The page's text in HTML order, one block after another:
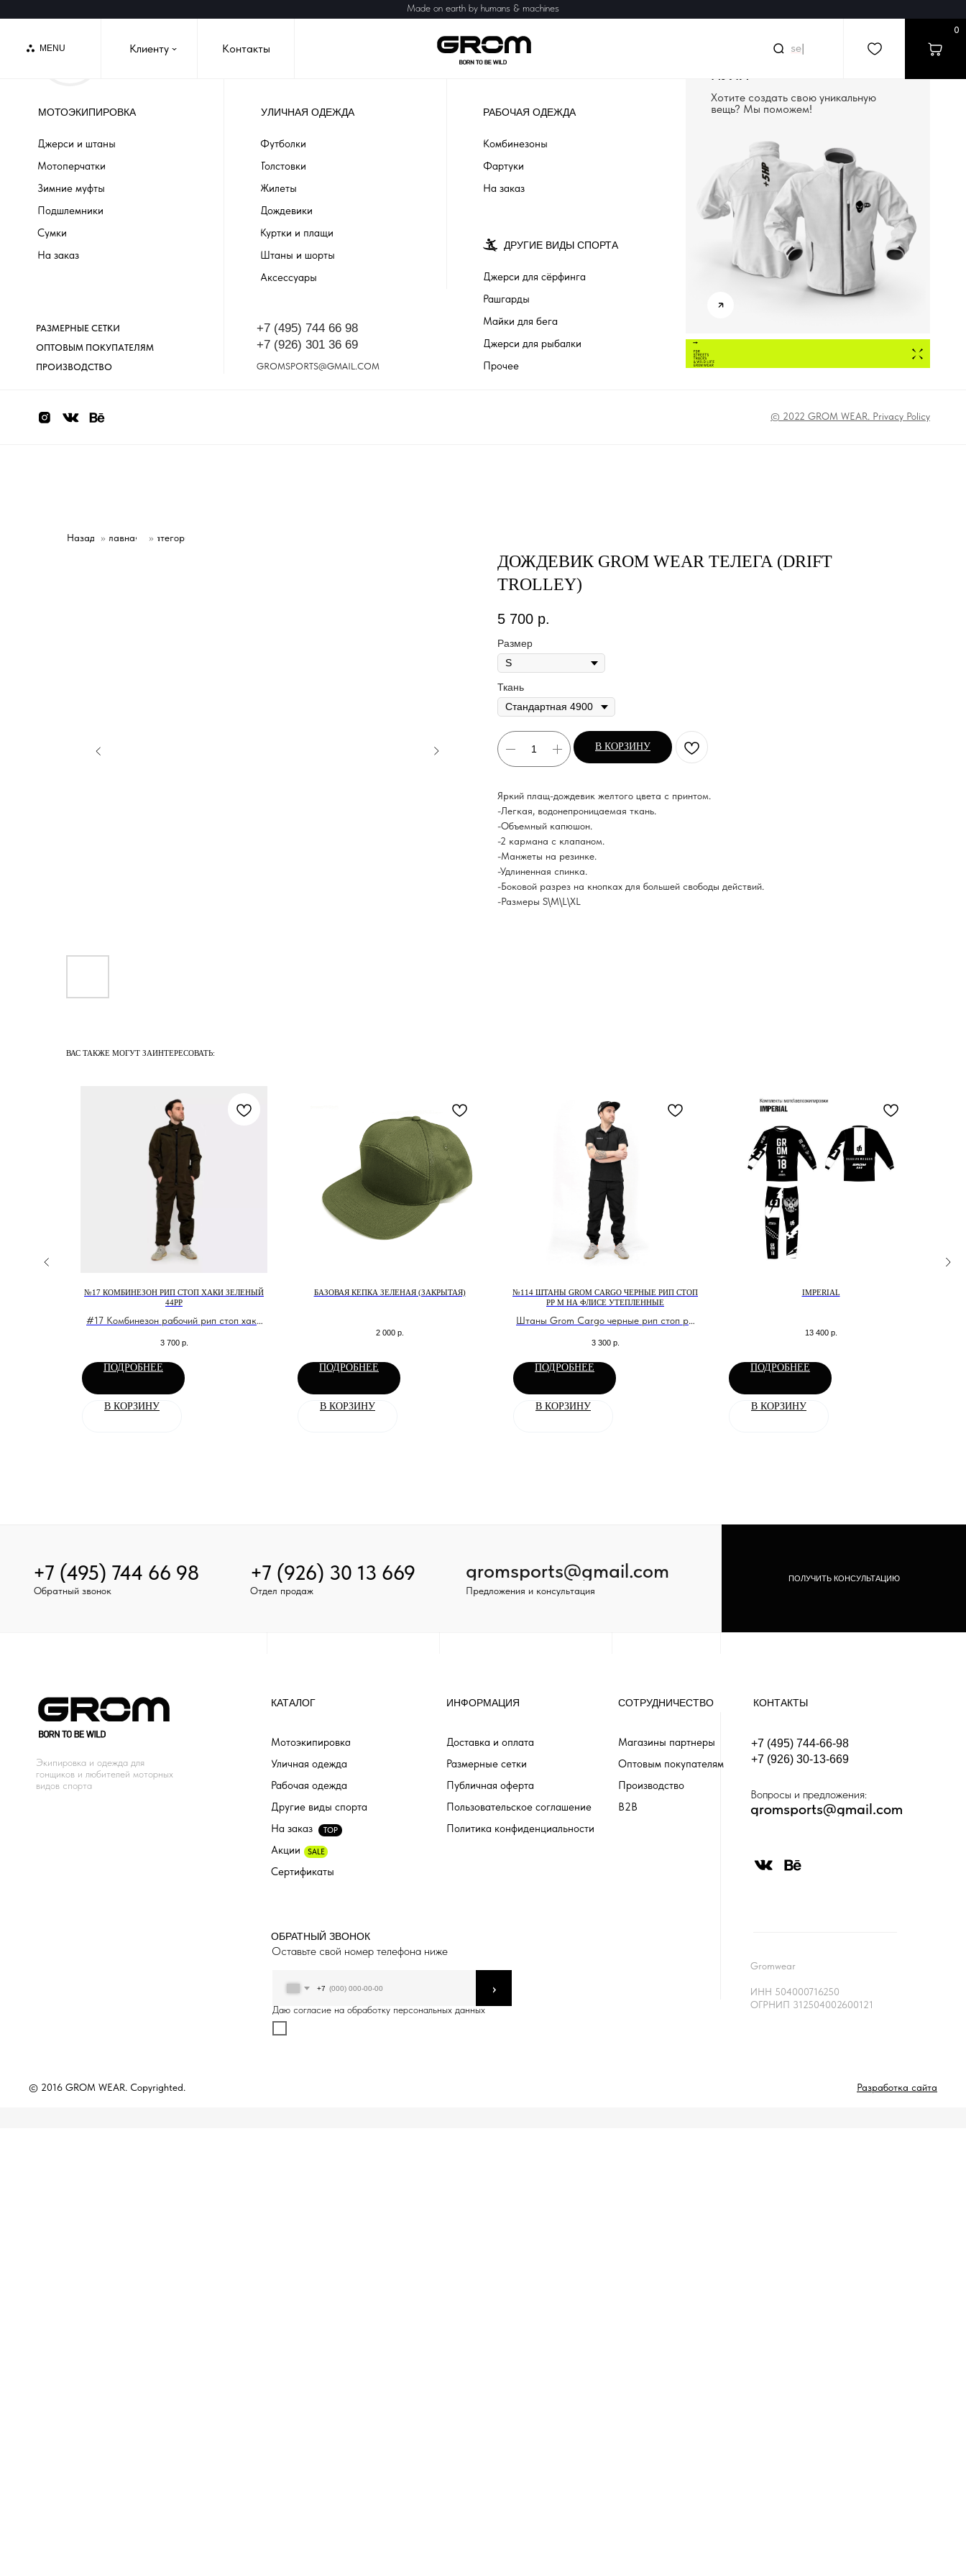
MENU
0
Клиенту sear
Контакты
›
Made on earth by humans & machines
МОТОЭКИПИРОВКА
© 2022 GROM WEAR. Privacy Policy
УЛИЧНАЯ ОДЕЖДА РАБОЧАЯ ОДЕЖДА
СОЗДАДИМ ВЕЩЬ С
Хотите создать свою уникальную
вещь? Мы поможем!
ОПТОВЫМ ПОКУПАТЕЛЯМ
ПРОИЗВОДСТВО
+7 (926) 301 36 69
GROMSPORTS@GMAIL.COM
Джерси и штаны
Мотоперчатки
Зимние муфты
Подшлемники
Сумки
На заказ
Футболки
Толстовки
Жилеты
Дождевики
Куртки и плащи
Штаны и шорты
Аксессуары
Комбинезоны
Фартуки
На заказ
+7 (495) 744 66 98
РАЗМЕРНЫЕ СЕТКИ
ДРУГИЕ ВИДЫ СПОРТА
Джерси для сёрфинга
Рашгарды
Майки для бега
Джерси для рыбалки
Прочее
Назад » Главная »
Категории
ДОЖДЕВИК GROM WEAR ТЕЛЕГА (DRIFT
TROLLEY)
5 700 р.
Размер
Ткань
В КОРЗИНУ
Яркий плащ-дождевик желтого цвета с принтом.
-Легкая, водонепроницаемая ткань.
-Объемный капюшон.
-2 кармана с клапаном.
-Манжеты на резинке.
-Удлиненная спинка.
-Боковой разрез на кнопках для большей свободы действий.
-Размеры S\M\L\XL
ВАС ТАКЖЕ МОГУТ ЗАИНТЕРЕСОВАТЬ:
№17 КОМБИНЕЗОН РИП СТОП ХАКИ ЗЕЛЕНЫЙ
44РР
#17 Комбинезон рабочий рип стоп хаки
3 700 р.
ПОДРОБНЕЕ
В КОРЗИНУ
БАЗОВАЯ КЕПКА ЗЕЛЕНАЯ (ЗАКРЫТАЯ)
2 000 р.
ПОДРОБНЕЕ
В КОРЗИНУ
№114 ШТАНЫ GROM CARGO ЧЕРНЫЕ РИП СТОП
РР М НА ФЛИСЕ УТЕПЛЕННЫЕ
Штаны Grom Cargo черные рип стоп рр
3 300 р.
ПОДРОБНЕЕ
В КОРЗИНУ
IMPERIAL
13 400 р.
ПОДРОБНЕЕ
В КОРЗИНУ
+7 (495) 744 66 98 gromsports@gmail.com
Предложения и консультация
ПОЛУЧИТЬ КОНСУЛЬТАЦИЮ
+7 (926) 30 13 669
Отдел продаж
Обратный звонок
КАТАЛОГ
Мотоэкипировка
Уличная одежда
Рабочая одежда
На заказ TOP
ИНФОРМАЦИЯ
Доставка и оплата
Производство
Размерные сетки
Публичная оферта
Пользовательское соглашение
СОТРУДНИЧЕСТВО
Магазины партнеры
Оптовым покупателям
Акции SALE
КОНТАКТЫ
+7 (495) 744-66-98
+7 (926) 30-13-669
gromsports@gmail.com
Gromwear
ИНН 504000716250
ОГРНИП 312504002600121
© 2016 GROM WEAR. Copyrighted. Разработка сайта
Вопросы и предложения:
Экипировка и одежда для
гонщиков и любителей моторных
видов спорта
ОБРАТНЫЙ ЗВОНОК
Оставьте свой номер телефона ниже
+7
Даю согласие на обработку персональных данных
›
Политика конфиденциальности
Сертификаты
Другие виды спорта B2B